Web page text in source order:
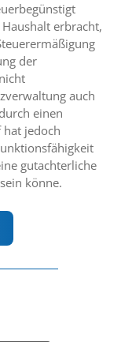
erbracht,
der
auch
einen
jedoch
gutachterliche
könne.